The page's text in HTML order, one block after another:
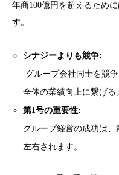
年商100億円を超えるため
す。
シナジーよりも競争:
グループ会社同士を競
全体の業績向上に繋げる
第1号の重要性:
グループ経営の成功は、
左右されます。